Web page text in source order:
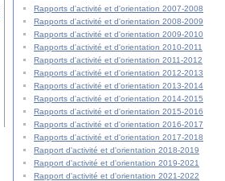
Rapports d'activité et d'orientation 2007-2008
Rapports d'activité et d'orientation 2008-2009
Rapports d'activité et d'orientation 2009-2010
Rapports d'activité et d'orientation 2010-2011
Rapports d'activité et d'orientation 2011-2012
Rapports d'activité et d'orientation 2012-2013
Rapports d'activité et d'orientation 2013-2014
Rapports d'activité et d'orientation 2014-2015
Rapports d'activité et d'orientation 2015-2016
Rapports d'activité et d'orientation 2016-2017
Rapports d'activité et d'orientation 2017-2018
Rapport d'activité et d'orientation 2018-2019
Rapport d'activité et d'orientation 2019-2021
Rapport d'activité et d'orientation 2021-2022